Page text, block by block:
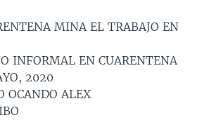
RUSIA
LATINA
MINA EL TRABAJO EN
INFORMAL EN CUARENTENA
2020
OCANDO ALEX